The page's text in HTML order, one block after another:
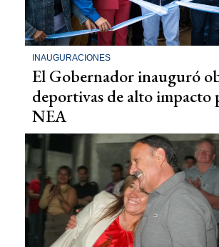
INAUGURACIONES
El Gobernador inauguró
deportivas de alto impacto
NEA